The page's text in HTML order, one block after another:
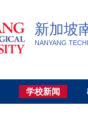
新加坡
NANYANG
学校新闻